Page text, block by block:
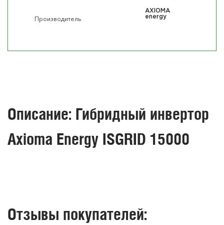
Производитель
AXIOMA
energy
Описание: Гибридный инвертор
Axioma Energy ISGRID 15000
Отзывы покупателей: